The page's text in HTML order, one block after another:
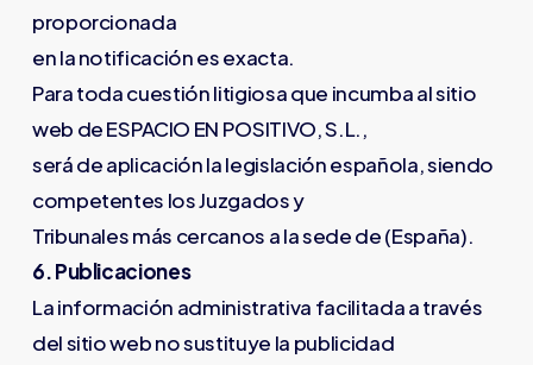
proporcionada
en la notificación es exacta.
Para toda cuestión litigiosa que incumba al sitio
web de ESPACIO EN POSITIVO, S.L.,
será de aplicación la legislación española, siendo
competentes los Juzgados y
Tribunales más cercanos a la sede de (España).
6. Publicaciones
La información administrativa facilitada a través
del sitio web no sustituye la publicidad